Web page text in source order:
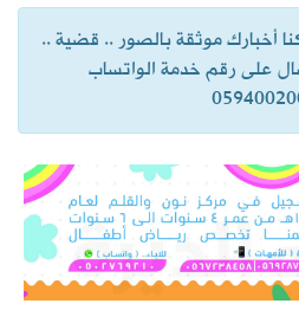
أخبارك موثقة بالصور .. قضية ..
على رقم خدمة الواتساب